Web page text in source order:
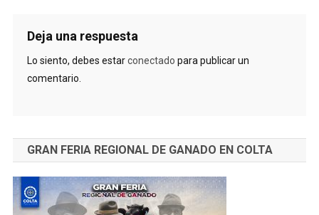
Deja una respuesta
Lo siento, debes estarconectado para publicar un
comentario.
GRAN FERIA REGIONAL DE GANADO EN COLTA